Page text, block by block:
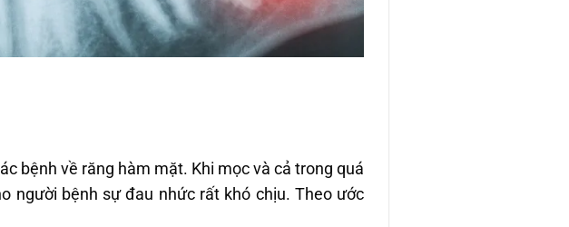
bệnh về răng hàm mặt. Khi mọc và cả trong quá
người bệnh sự đau nhức rất khó chịu. Theo ước